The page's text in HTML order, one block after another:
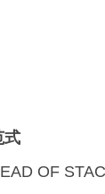
式
OF